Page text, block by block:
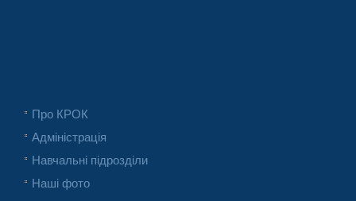
Про КРОК
Адміністрація
Навчальні підрозділи
Наші фото